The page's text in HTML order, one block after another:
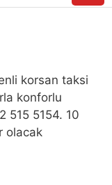
korsan taksi
konforlu
515 5154. 10
olacak